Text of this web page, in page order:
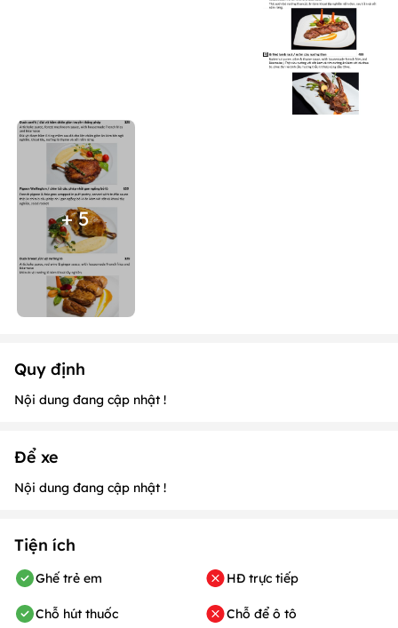
+ 5
Quy định
Nội dung đang cập nhật !
Để xe
Nội dung đang cập nhật !
Tiện ích
Ghế trẻ em
Chỗ hút thuốc
HĐ trực tiếp
Chỗ để ô tô